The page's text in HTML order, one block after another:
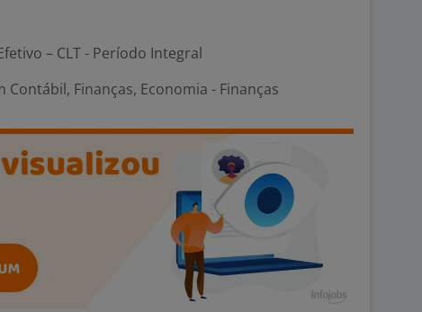
– CLT - Período Integral
Contábil, Finanças, Economia - Finanças